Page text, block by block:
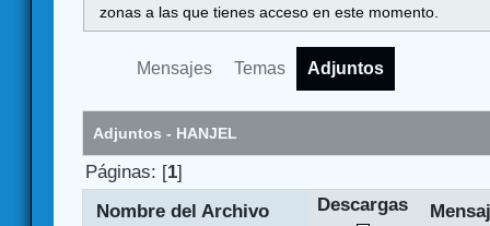
zonas a las que tienes acceso en este momento.
Mensajes Temas Adjuntos
Adjuntos - HANJEL
Páginas: [1]
Nombre del Archivo
Descargas